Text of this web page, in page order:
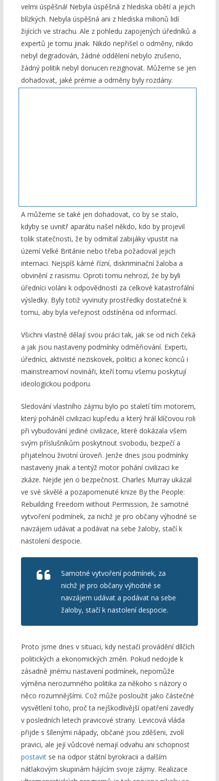
velmi úspěšná! Nebyla úspěšná z hlediska obětí a jejich
blízkých. Nebyla úspěšná ani z hlediska milionů lidí
žijících ve strachu. Ale z pohledu zapojených úředníků a
expertů je tomu jinak. Nikdo nepřišel o odměny, nikdo
nebyl degradován, žádné oddělení nebylo zrušeno,
žádný politik nebyl donucen rezignovat. Můžeme se jen
dohadovat, jaké prémie a odměny byly rozdány.
A můžeme se také jen dohadovat, co by se stalo,
kdyby se uvnitř aparátu našel někdo, kdo by projevil
tolik statečnosti, že by odmítal zabijáky vpustit na
území Velké Británie nebo třeba požadoval jejich
internaci. Nejspíš kárné řízní, diskriminační žaloba a
obvinění z rasismu. Oproti tomu nehrozí, že by byli
úředníci voláni k odpovědnosti za celkové katastrofální
výsledky. Byly totiž vyvinuty prostředky dostatečné k
tomu, aby byla veřejnost odstíněna od informací.
Všichni vlastně dělají svou práci tak, jak se od nich čeká
a jak jsou nastaveny podmínky odměňování. Experti,
úředníci, aktivisté neziskovek, politici a konec konců i
mainstreamoví novináři, kteří tomu všemu poskytují
ideologickou podporu.
Sledování vlastního zájmu bylo po staletí tím motorem,
který poháněl civilizaci kupředu a který hrál klíčovou roli
při vybudování jediné civilizace, které dokázala všem
svým příslušníkům poskytnout svobodu, bezpečí a
přijatelnou životní úroveň. Jenže dnes jsou podmínky
nastaveny jinak a tentýž motor pohání civilizaci ke
zkáze. Nejde jen o bezpečnost. Charles Murray ukázal
ve své skvělé a pozapomenuté knize By the People:
Rebuilding Freedom without Permission, že samotné
vytvoření podmínek, za nichž je pro občany výhodné se
navzájem udávat a podávat na sebe žaloby, stačí k
nastolení despocie.
Samotné vytvoření podmínek, za
nichž je pro občany výhodné se
navzájem udávat a podávat na sebe
žaloby, stačí k nastolení despocie.
Proto jsme dnes v situaci, kdy nestačí provádění dílčích
politických a ekonomických změn. Pokud nedojde k
zásadně jinému nastavení podmínek, nepomůže
výměna nerozumného politika za někoho s názory o
něco rozumnějšími. Což může posloužit jako částečné
vysvětlení toho, proč ta nejškodlivější opatření zavedly
v posledních letech pravicové strany. Levicová vláda
přijde s šílenými nápady, občané jsou zděšeni, zvolí
pravici, ale její vůdcové nemají odvahu ani schopnost
postavitse na odpor státní byrokracii a dalším
nátlakovým skupinám hájícím svoje zájmy. Realizace